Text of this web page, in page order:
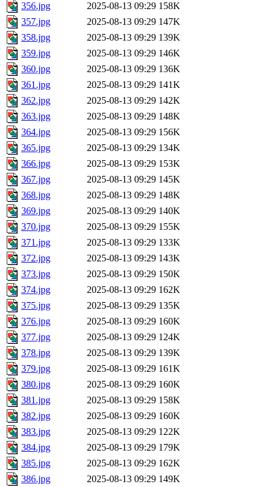
356.jpg
2025-08-13 09:29 158K
357.jpg
2025-08-13 09:29 147K
358.jpg
2025-08-13 09:29 139K
359.jpg
2025-08-13 09:29 146K
360.jpg
2025-08-13 09:29 136K
361.jpg
2025-08-13 09:29 141K
362.jpg
2025-08-13 09:29 142K
363.jpg
2025-08-13 09:29 148K
364.jpg
2025-08-13 09:29 156K
365.jpg
2025-08-13 09:29 134K
366.jpg
2025-08-13 09:29 153K
367.jpg
2025-08-13 09:29 145K
368.jpg
2025-08-13 09:29 148K
369.jpg
2025-08-13 09:29 140K
370.jpg
2025-08-13 09:29 155K
371.jpg
2025-08-13 09:29 133K
372.jpg
2025-08-13 09:29 143K
373.jpg
2025-08-13 09:29 150K
374.jpg
2025-08-13 09:29 162K
375.jpg
2025-08-13 09:29 135K
376.jpg
2025-08-13 09:29 160K
377.jpg
2025-08-13 09:29 124K
378.jpg
2025-08-13 09:29 139K
379.jpg
2025-08-13 09:29 161K
380.jpg
2025-08-13 09:29 160K
381.jpg
2025-08-13 09:29 158K
382.jpg
2025-08-13 09:29 160K
383.jpg
2025-08-13 09:29 122K
384.jpg
2025-08-13 09:29 179K
385.jpg
2025-08-13 09:29 162K
386.jpg
2025-08-13 09:29 149K